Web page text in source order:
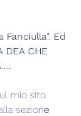
Fanciulla". Ed
DEA CHE
mio sito
sezione